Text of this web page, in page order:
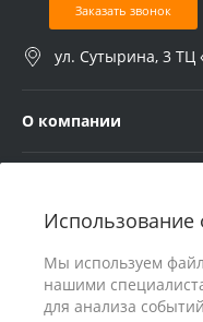
Использование
Мы используем
нашими
для анализа
Заказать звонок
ул. Сутырина, 3 ТЦ
О компании